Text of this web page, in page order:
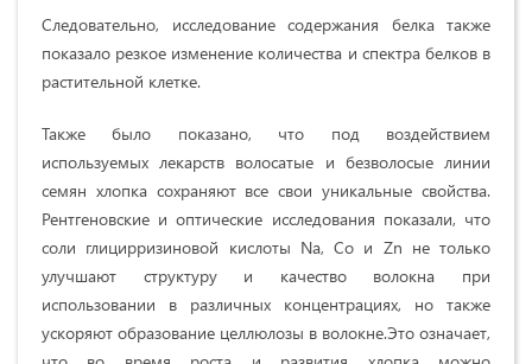
Следовательно, исследование содержания белка также
показало резкое изменение количества и спектра белков в
растительной клетке.
Также было показано, что под воздействием
используемых лекарств волосатые и безволосые линии
семян хлопка сохраняют все свои уникальные свойства.
Рентгеновские и оптические исследования показали, что
соли глицирризиновой кислоты Na, Co и Zn не только
улучшают структуру и качество волокна при
использовании в различных концентрациях, но также
ускоряют образование целлюлозы в волокне.Это означает,